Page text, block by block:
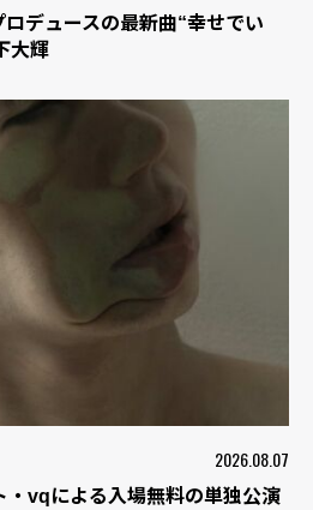
デュースの最新曲“幸せでい
大輝
2026.08.07
・vqによる入場無料の単独公演